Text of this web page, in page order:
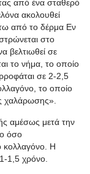
από ένα σταθερό
ακολουθεί
από το δέρμα Εν
στο
βελτιωθεί σε
το νήμα, το οποίο
σε 2-2,5
το οποίο
χαλάρωσης».
αμέσως μετά την
όσο
κολλαγόνο. Η
1,5 χρόνο.